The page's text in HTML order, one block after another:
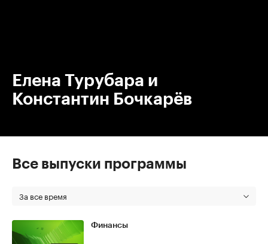
Елена Турубара и
Константин Бочкарёв
Все выпуски программы
За все время
Финансы